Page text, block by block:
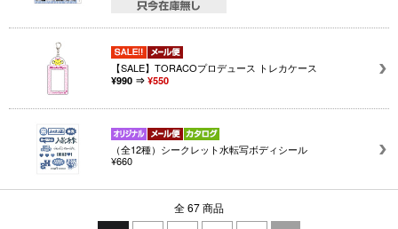
【SALE】TORACOプロデュース トレカケース
¥990 ⇒ ¥550
（全12種）シークレット水転写ボディシール
¥660
全 67 商品